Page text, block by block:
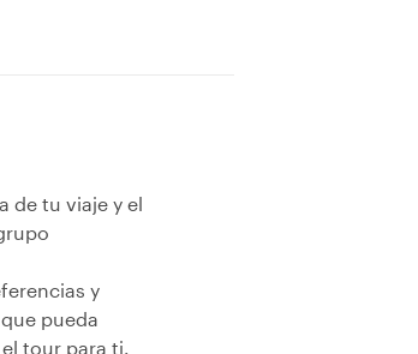
de tu viaje y el
y
pueda
tour para ti.